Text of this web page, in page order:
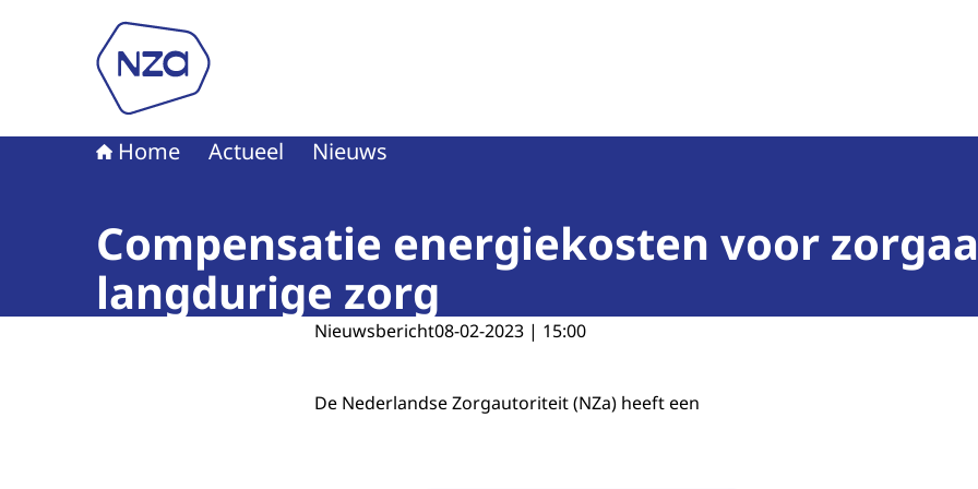
Home Actueel Nieuws
Compensatie energiekosten voor
langdurige zorg
Nieuwsbericht08-02-2023 | 15:00
De Nederlandse Zorgautoriteit (NZa) heeft een